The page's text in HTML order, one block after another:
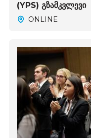
(YPS) გზამკვლევი
ONLINE